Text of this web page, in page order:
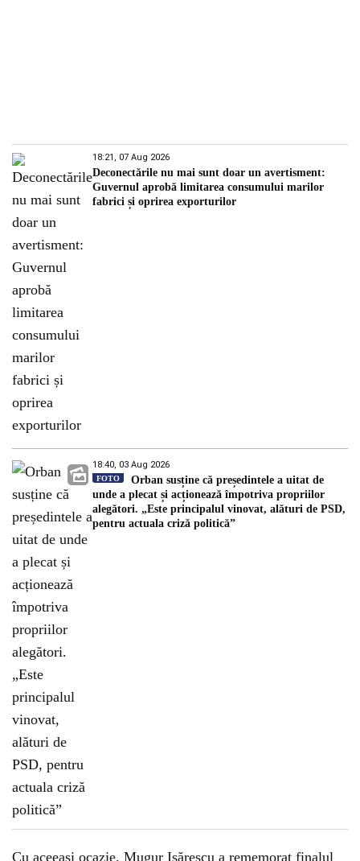
18:21, 07 Aug 2026
Deconectările nu mai sunt doar un avertisment:
Guvernul aprobă limitarea consumului marilor
fabrici și oprirea exporturilor
18:40, 03 Aug 2026
FOTO
Orban susține că președintele a uitat de
unde a plecat și acționează împotriva propriilor
alegători. „Este principalul vinovat, alături de PSD,
pentru actuala criză politică”
Cu aceeași ocazie, Mugur Isărescu a rememorat finalul